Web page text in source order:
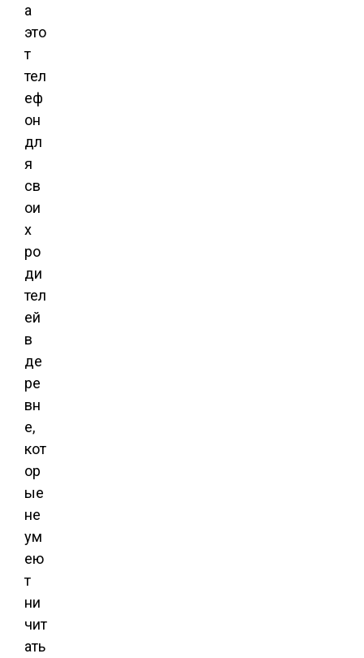
а
это
т
тел
еф
он
дл
я
св
ои
х
ро
ди
тел
ей
в
де
ре
вн
е,
кот
ор
ые
не
ум
ею
т
ни
чит
ать